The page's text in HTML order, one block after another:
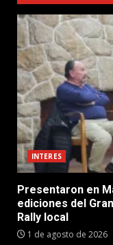
INTERES
Presentaron en
ediciones del
Rally local
1 de agosto de 2026